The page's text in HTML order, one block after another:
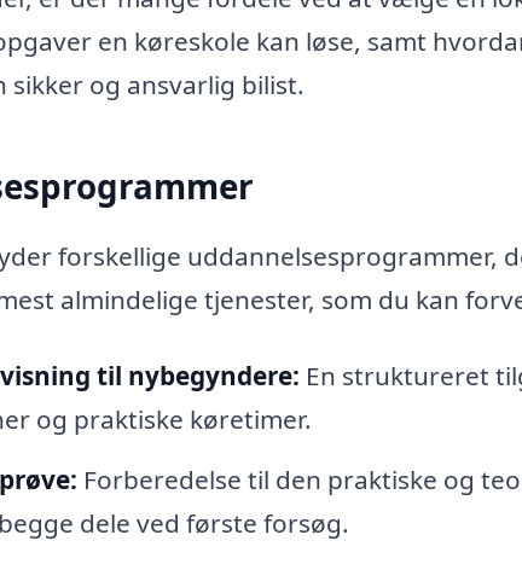
en køreskole kan løse, samt
sikker og ansvarlig bilist.
forskellige uddannelsesprogrammer,
almindelige tjenester, som du kan
til nybegyndere: En struktureret
og praktiske køretimer.
Forberedelse til den praktiske og
dele ved første forsøg.